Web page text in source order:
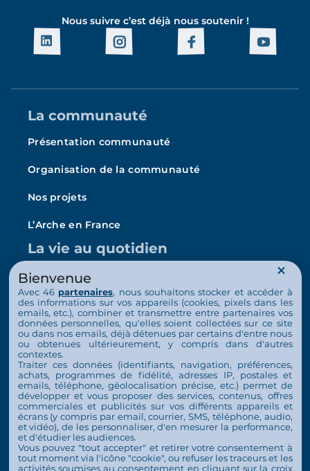
Nous suivre c’est déjà nous soutenir !
La communauté
Présentation communauté
Organisation de la communauté
Nos projets
L’Arche en France
La vie au quotidien
Nos activités
Actualités
Nous soutenir
S’engager
Nous soutenir
Contact
Espace Presse
Documents à télécharger
Bienvenue
Avec 46 partenaires, nous souhaitons stocker et accéder à
des informations sur vos appareils (cookies, pixels dans les
emails, etc.), combiner et transmettre entre partenaires vos
données personnelles, qu'elles soient collectées sur ce site
ou dans nos emails, déjà détenues par certains d'entre nous
ou obtenues ultérieurement, y compris dans d'autres
contextes.
Traiter ces données (identifiants, navigation, préférences,
achats, programmes de fidélité, adresses IP, postales et
emails, téléphone, géolocalisation précise, etc.) permet de
développer et vous proposer des services, contenus, offres
commerciales et publicités sur vos différents appareils et
écrans (y compris par email, courrier, SMS, téléphone, audio,
et vidéo), de les personnaliser, d'en mesurer la performance,
et d'étudier les audiences.
Vous pouvez "tout accepter" et retirer votre consentement à
tout moment via l'icône "cookie", ou refuser les traceurs et les
activités soumises au consentement en cliquant sur la croix